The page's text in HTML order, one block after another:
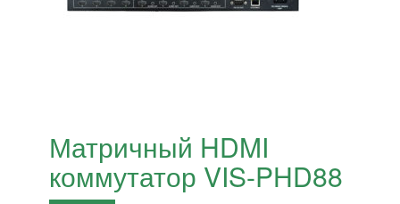
Матричный HDMI
коммутатор VIS-PHD88